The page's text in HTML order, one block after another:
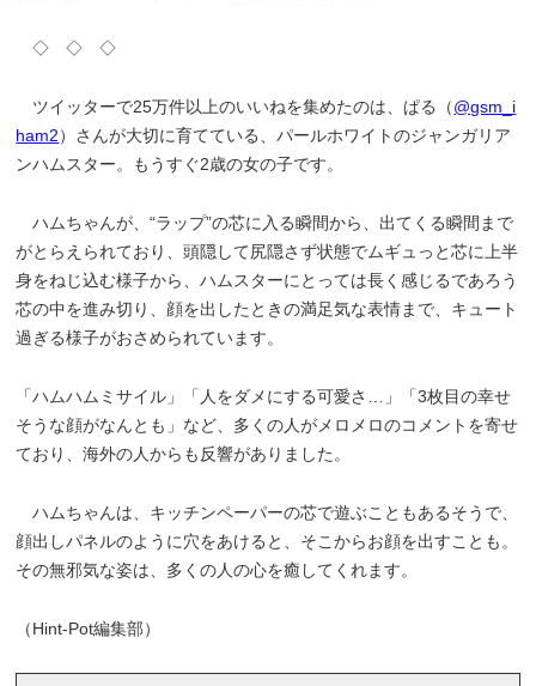
◇ ◇ ◇
ツイッターで25万件以上のいいねを集めたのは、ぱる（@gsm_i
ham2）さんが大切に育てている、パールホワイトのジャンガリア
ンハムスター。もうすぐ2歳の女の子です。
ハムちゃんが、“ラップ”の芯に入る瞬間から、出てくる瞬間まで
がとらえられており、頭隠して尻隠さず状態でムギュっと芯に上半
身をねじ込む様子から、ハムスターにとっては長く感じるであろう
芯の中を進み切り、顔を出したときの満足気な表情まで、キュート
過ぎる様子がおさめられています。
「ハムハムミサイル」「人をダメにする可愛さ…」「3枚目の幸せ
そうな顔がなんとも」など、多くの人がメロメロのコメントを寄せ
ており、海外の人からも反響がありました。
ハムちゃんは、キッチンペーパーの芯で遊ぶこともあるそうで、
顔出しパネルのように穴をあけると、そこからお顔を出すことも。
その無邪気な姿は、多くの人の心を癒してくれます。
（Hint-Pot編集部）